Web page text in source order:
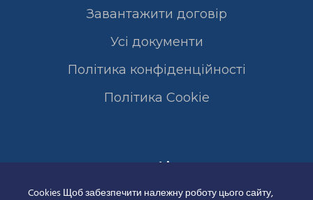
Завантажити договір
Усі документи
Політика конфіденційності
Полiтика Cookie
Сертифікати
Cookies Щоб забезпечити належну роботу цього сайту,